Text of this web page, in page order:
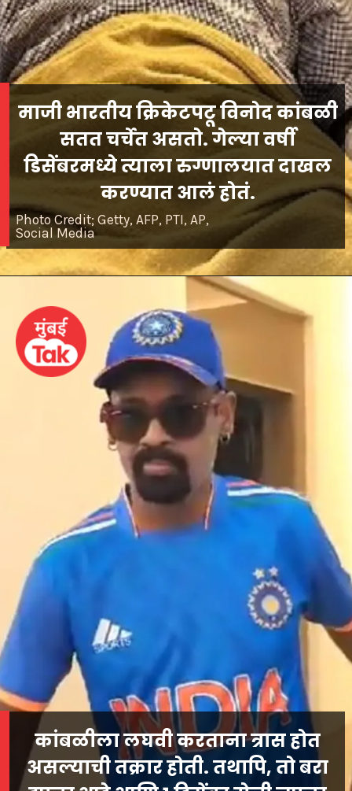
Photo Credit; Getty, AFP, PTI, AP,
Social Media
माजी भारतीय क्रिकेटपटू विनोद कांबळी
सतत चर्चेत असतो. गेल्या वर्षी
डिसेंबरमध्ये त्याला रुग्णालयात दाखल
करण्यात आलं होतं.
कांबळीला लघवी करताना त्रास होत
असल्याची तक्रार होती. तथापि, तो बरा